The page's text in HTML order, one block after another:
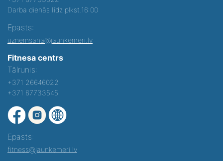
Darba dienās līdz plkst.16:00
Epasts:
uznemsana@jaunkemeri.lv
Fitnesa centrs
Tālrunis:
+371 26646022
+371 67733545
Epasts:
fitness@jaunkemeri.lv